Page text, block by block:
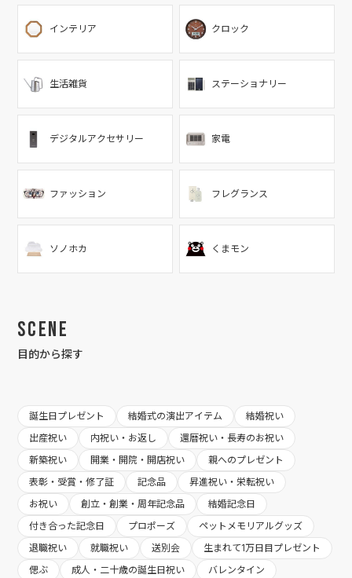
インテリア クロック
生活雑貨 ステーショナリー
デジタルアクセサリー 家電
ファッション フレグランス
ソノホカ くまモン
Scene
目的から探す
誕生日プレゼント 結婚式の演出アイテム
結婚祝い
出産祝い
内祝い・お返し
還暦祝い・長寿のお祝い
新築祝い
開業・開院・開店祝い
親へのプレゼント
表彰・受賞・修了証
記念品
昇進祝い・栄転祝い
お祝い
創立・創業・周年記念品
結婚記念日
付き合った記念日
プロポーズ
ペットメモリアルグッズ
退職祝い
就職祝い 送別会
生まれて1万日目プレゼント
偲ぶ
成人・二十歳の誕生日祝い
バレンタイン